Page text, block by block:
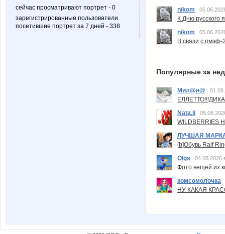
сейчас просматривают портрет - 0
зарегистрированные пользователи
посетившие портрет за 7 дней - 338
nikom
К Дню русского
nikom
В связи с пмэф-
Популярные за
Мил@н@
Nata.li
ЛУЧШАЯ
[b]Обувь Ralf
Olgs
04.08.2026
Фото вещей из
комсомолочка
НУ КАКАЯ